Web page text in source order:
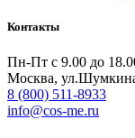
Контакты
Пн-Пт с 9.00 до
Москва,
8 (800) 511-8933
info@cos-me.ru